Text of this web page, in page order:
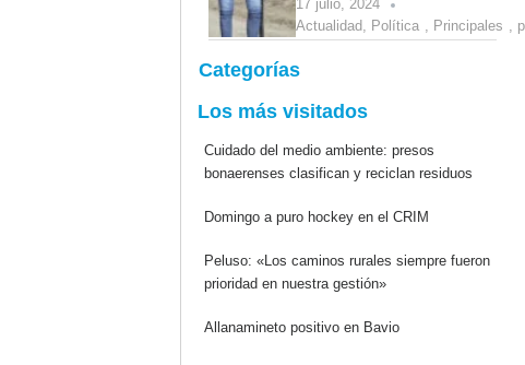
17 julio, 2024
Actualidad, Política , Principales ,
Categorías
Los más visitados
Cuidado del medio ambiente: presos
bonaerenses clasifican y reciclan residuos
Domingo a puro hockey en el CRIM
Peluso: «Los caminos rurales siempre fueron
prioridad en nuestra gestión»
Allanamineto positivo en Bavio